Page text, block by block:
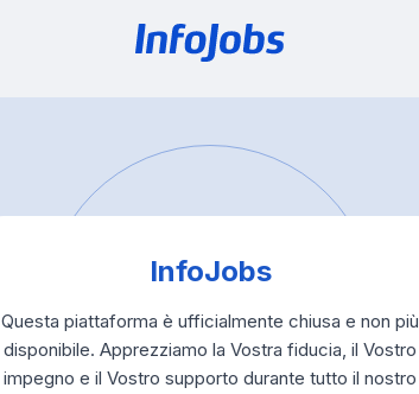
InfoJobs
Questa piattaforma è ufficialmente chiusa e non più
disponibile. Apprezziamo la Vostra fiducia, il Vostro
impegno e il Vostro supporto durante tutto il nostro